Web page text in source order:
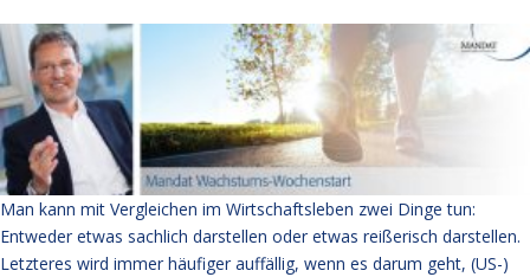
Man kann mit Vergleichen im Wirtschaftsleben zwei Dinge tun:
Entweder etwas sachlich darstellen oder etwas reißerisch darstellen.
Letzteres wird immer häufiger auffällig, wenn es darum geht, (US-)